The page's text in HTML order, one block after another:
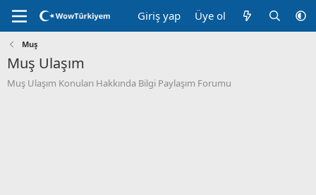
Giriş yap Üye ol
Muş
Muş Ulaşım
Muş Ulaşım Konuları Hakkında Bilgi Paylaşım Forumu